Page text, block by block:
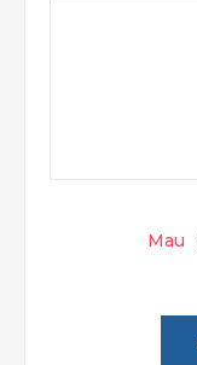
Mau